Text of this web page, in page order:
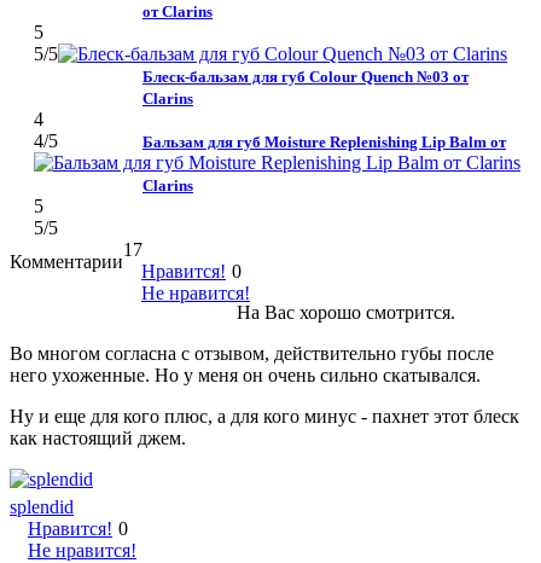
от Clarins
5
5/5
Блеск-бальзам для губ Colour Quench №03 от
Clarins
4
4/5 Бальзам для губ Moisture Replenishing Lip Balm от
Clarins
5
5/5
Комментарии
17
Нравится!
Не нравится!
0
На Вас хорошо смотрится.
Во многом согласна с отзывом, действительно губы после
него ухоженные. Но у меня он очень сильно скатывался.
Ну и еще для кого плюс, а для кого минус - пахнет этот блеск
как настоящий джем.
splendid
Нравится!
Не нравится!
0